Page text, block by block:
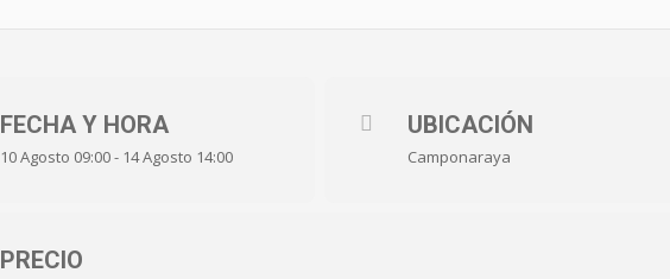
FECHA Y HORA
10 Agosto 09:00 - 14 Agosto 14:00
UBICACIÓN
Camponaraya
PRECIO